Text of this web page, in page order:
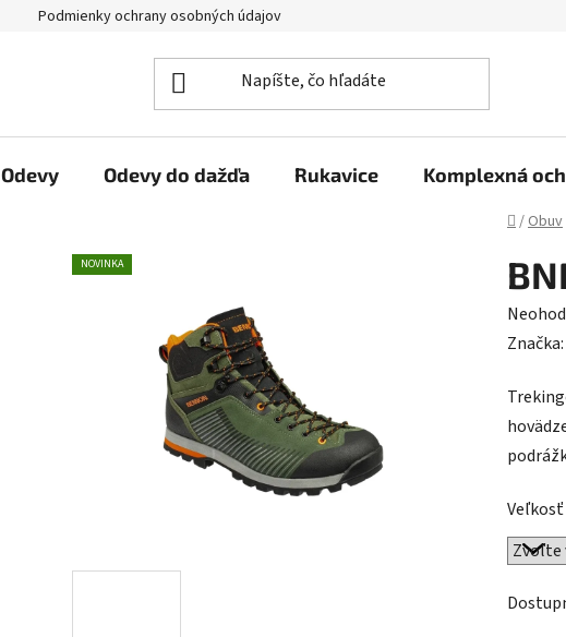
Podmienky ochrany osobných údajov
Odevy Odevy do dažďa Rukavice Komplexná
Domov
/Obuv
je
0,0
z
Značka:
Veľkosť
NOVINKA